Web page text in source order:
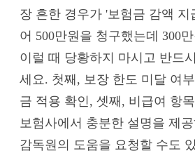
장 흔한 경우가 '보험금 감액 지
어 500만원을 청구했는데 300
이럴 때 당황하지 마시고 반드
세요. 첫째, 보장 한도 미달 여
금 적용 확인, 셋째, 비급여 항
보험사에서 충분한 설명을 제
감독원의 도움을 요청할 수도